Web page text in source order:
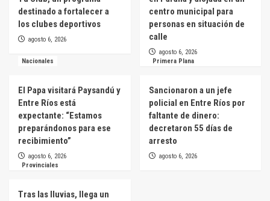
destinado a fortalecer a
los clubes deportivos
agosto 6, 2026
centro municipal para
personas en situación de
calle
agosto 6, 2026
Nacionales
El Papa visitará Paysandú y
Entre Ríos está
expectante: “Estamos
preparándonos para ese
recibimiento”
agosto 6, 2026
Primera Plana
Sancionaron a un jefe
policial en Entre Ríos por
faltante de dinero:
decretaron 55 días de
arresto
agosto 6, 2026
Provinciales
Tras las lluvias, llega un